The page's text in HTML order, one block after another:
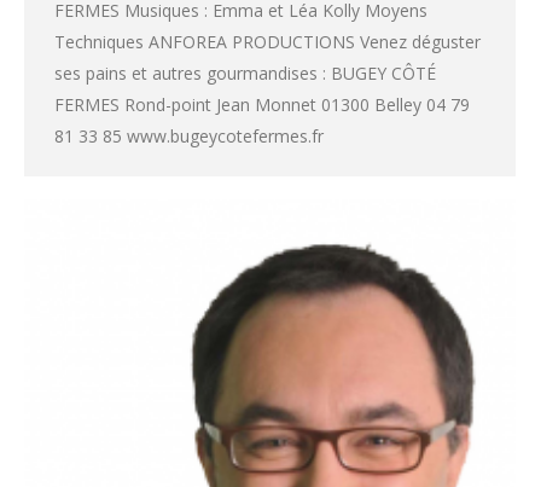
FERMES Musiques : Emma et Léa Kolly Moyens
Techniques ANFOREA PRODUCTIONS Venez déguster
ses pains et autres gourmandises : BUGEY CÔTÉ
FERMES Rond-point Jean Monnet 01300 Belley 04 79
81 33 85 www.bugeycotefermes.fr